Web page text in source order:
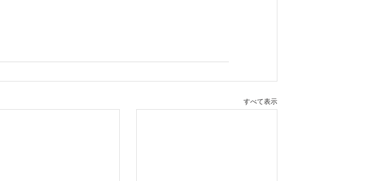
すべて表示